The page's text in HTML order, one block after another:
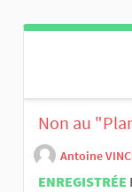
Non au
Antoine
ENREGISTRÉE